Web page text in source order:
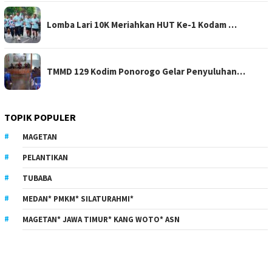
Lomba Lari 10K Meriahkan HUT Ke-1 Kodam …
TMMD 129 Kodim Ponorogo Gelar Penyuluhan…
TOPIK POPULER
MAGETAN
PELANTIKAN
TUBABA
MEDAN* PMKM* SILATURAHMI*
MAGETAN* JAWA TIMUR* KANG WOTO* ASN